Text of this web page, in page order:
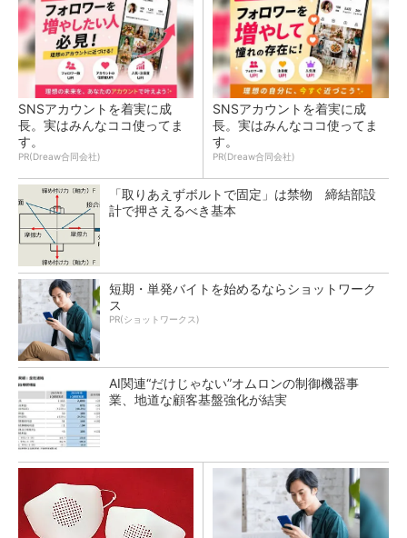
SNSアカウントを着実に成
長。実はみんなココ使ってま
す。
PR(Dreaw合同会社)
SNSアカウントを着実に成
長。実はみんなココ使ってま
す。
PR(Dreaw合同会社)
「取りあえずボルトで固定」は禁物 締結部設
計で押さえるべき基本
短期・単発バイトを始めるならショットワーク
ス
PR(ショットワークス)
AI関連“だけじゃない”オムロンの制御機器事
業、地道な顧客基盤強化が結実